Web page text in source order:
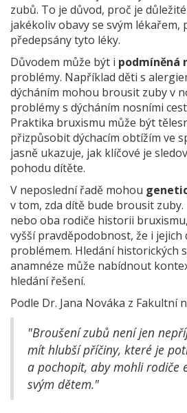
zubů. To je důvod, proč je
jakékoliv obavy se svým lékařem,
předepsány tyto léky.
Důvodem může být i podmíněná
problémy. Například děti s
dýcháním mohou brousit zuby v
problémy s dýcháním nosními
Praktika bruxismu může být
přizpůsobit dýchacím obtížím ve
jasně ukazuje, jak klíčové je
pohodu dítěte.
V neposlední řadě mohou
v tom, zda dítě bude brousit zuby.
nebo oba rodiče historii
vyšší pravděpodobnost, že i
problémem. Hledání historických
anamnéze může nabídnout
hledání řešení.
Podle Dr. Jana Nováka z Fakultní
"Broušení zubů není jen
mít hlubší příčiny, které je
a pochopit, aby mohli rodiče
svým dětem."